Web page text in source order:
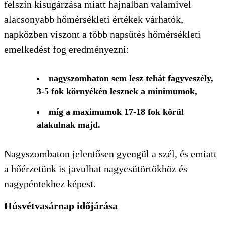
felszín kisugárzása miatt hajnalban valamivel
alacsonyabb hőmérsékleti értékek várhatók,
napközben viszont a több napsütés hőmérsékleti
emelkedést fog eredményezni:
nagyszombaton sem lesz tehát fagyveszély,
3-5 fok környékén lesznek a minimumok,
míg a maximumok 17-18 fok körül
alakulnak majd.
Nagyszombaton jelentősen gyengül a szél, és emiatt
a hőérzetünk is javulhat nagycsütörtökhöz és
nagypéntekhez képest.
Húsvétvasárnap időjárása